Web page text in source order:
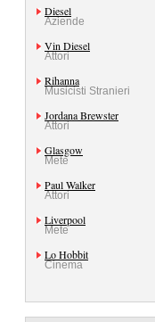
Diesel
Aziende
Vin Diesel
Attori
Rihanna
Musicisti Stranieri
Jordana Brewster
Attori
Glasgow
Mete
Paul Walker
Attori
Liverpool
Mete
Lo Hobbit
Cinema